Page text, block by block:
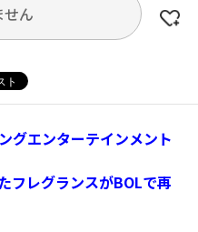
ん
グエンターテインメント
フレグランスがBOLで再